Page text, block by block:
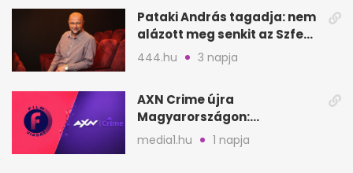
Pataki András tagadja: nem
alázott meg senkit az Szfe
felvételijén
444.hu 3 napja
AXN Crime újra
Magyarországon:
szeptembertől a Viasat Film
media1.hu 1 napja